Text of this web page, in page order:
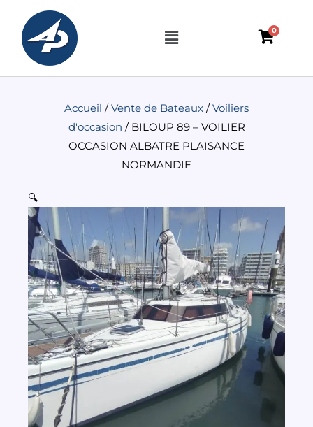
contenu
Menu 0
Accueil /Vente de Bateaux /Voiliers
d'occasion / BILOUP 89 – VOILIER
OCCASION ALBATRE PLAISANCE
NORMANDIE
🔍